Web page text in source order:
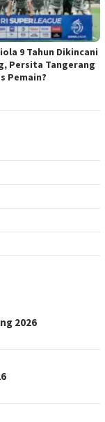
9 Tahun Dikincani
Persita Tangerang
Pemain?
2026